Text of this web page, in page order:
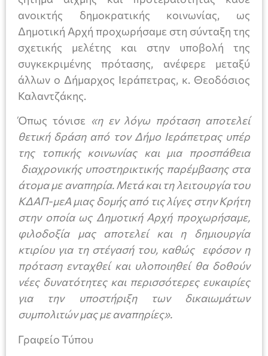
ανοικτής δημοκρατικής κοινωνίας, ως
Δημοτική Αρχή προχωρήσαμε στη σύνταξη της
σχετικής μελέτης και στην υποβολή της
συγκεκριμένης πρότασης, ανέφερε μεταξύ
άλλων ο Δήμαρχος Ιεράπετρας, κ. Θεοδόσιος
Καλαντζάκης.
Όπως τόνισε «η εν λόγω πρόταση αποτελεί
θετική δράση από τον Δήμο Ιεράπετρας υπέρ
της τοπικής κοινωνίας και μια προσπάθεια
διαχρονικής υποστηρικτικής παρέμβασης στα
άτομα με αναπηρία. Μετά και τη λειτουργία του
ΚΔΑΠ-μεΑ μιας δομής από τις λίγες στην Κρήτη
στην οποία ως Δημοτική Αρχή προχωρήσαμε,
φιλοδοξία μας αποτελεί και η δημιουργία
κτιρίου για τη στέγασή του, καθώς εφόσον η
πρόταση ενταχθεί και υλοποιηθεί θα δοθούν
νέες δυνατότητες και περισσότερες ευκαιρίες
για την υποστήριξη των δικαιωμάτων
συμπολιτών μας με αναπηρίες».
Γραφείο Τύπου